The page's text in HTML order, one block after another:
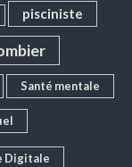
pisciniste
Santé mentale
Digitale